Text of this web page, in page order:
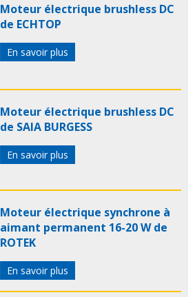
Moteur électrique brushless DC
de ECHTOP
En savoir plus
Moteur électrique brushless DC
de SAIA BURGESS
En savoir plus
Moteur électrique synchrone à
aimant permanent 16-20 W de
ROTEK
En savoir plus